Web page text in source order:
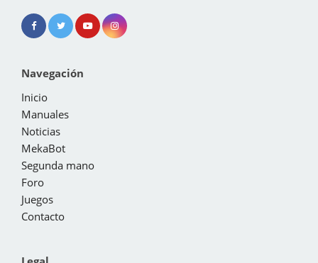
Navegación
Inicio
Manuales
Noticias
MekaBot
Segunda mano
Foro
Juegos
Contacto